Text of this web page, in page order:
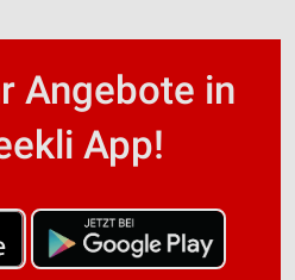
Angebote in
App!